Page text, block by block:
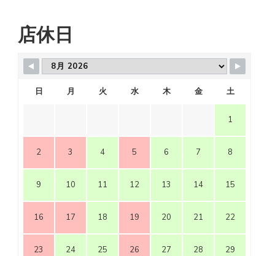
店休日
日 月 火 水 木 金 土
1
2 3 4 5 6 7 8
9 10 11 12 13 14 15
16 17 18 19 20 21 22
23 24 25 26 27 28 29